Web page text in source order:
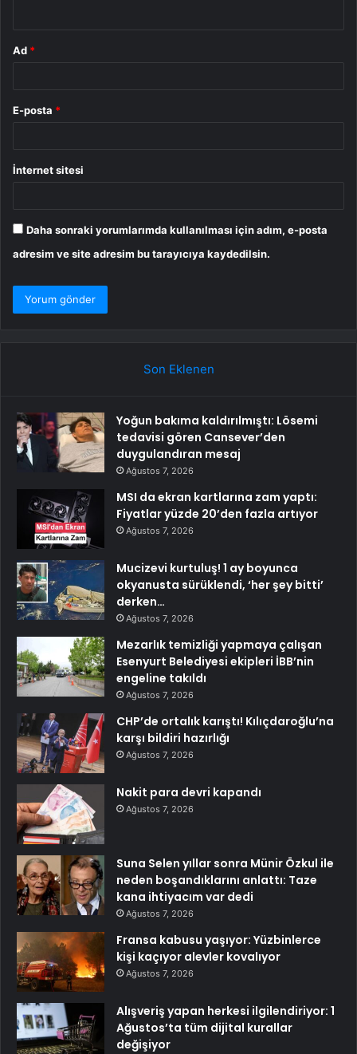
Ad *
E-posta *
İnternet sitesi
Daha sonraki yorumlarımda kullanılması için adım, e-posta
adresim ve site adresim bu tarayıcıya kaydedilsin.
Son Eklenen
Yoğun bakıma kaldırılmıştı: Lösemi
tedavisi gören Cansever’den
duygulandıran mesaj
Ağustos 7, 2026
MSI da ekran kartlarına zam yaptı:
Fiyatlar yüzde 20’den fazla artıyor
Ağustos 7, 2026
Mucizevi kurtuluş! 1 ay boyunca
okyanusta sürüklendi, ‘her şey bitti’
derken…
Ağustos 7, 2026
Mezarlık temizliği yapmaya çalışan
Esenyurt Belediyesi ekipleri İBB’nin
engeline takıldı
Ağustos 7, 2026
CHP’de ortalık karıştı! Kılıçdaroğlu’na
karşı bildiri hazırlığı
Ağustos 7, 2026
Nakit para devri kapandı
Ağustos 7, 2026
Suna Selen yıllar sonra Münir Özkul ile
neden boşandıklarını anlattı: Taze
kana ihtiyacım var dedi
Ağustos 7, 2026
Fransa kabusu yaşıyor: Yüzbinlerce
kişi kaçıyor alevler kovalıyor
Ağustos 7, 2026
Alışveriş yapan herkesi ilgilendiriyor: 1
Ağustos’ta tüm dijital kurallar
değişiyor